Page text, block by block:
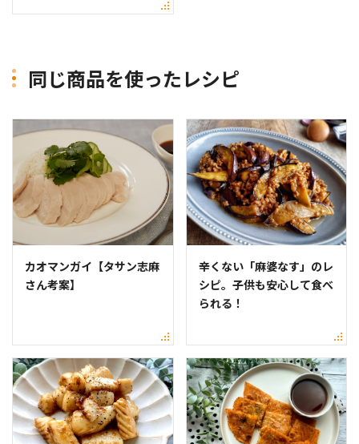
同じ商品を使ったレシピ
カオマンガイ【タサン志麻
さん考案】
辛くない「麻婆なす」のレ
シピ。子供も安心して食べ
られる！